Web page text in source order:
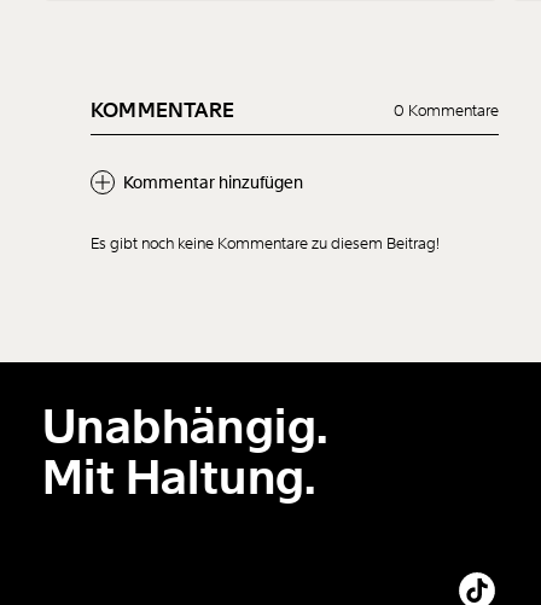
KOMMENTARE 0 Kommentare
Kommentar hinzufügen
Der Inhalt dieses Feldes wird nicht öffentlich zugänglich angezeigt.
Es gibt noch keine Kommentare zu diesem Beitrag!
Unabhängig.
Mit Haltung.